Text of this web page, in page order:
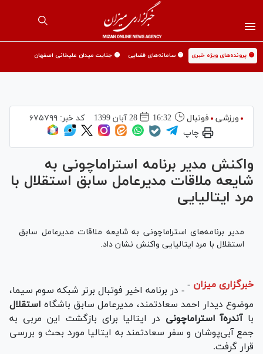
🟡 پرونده‌های ویژه خبری 🟡 سامانه‌های قضایی 🟡 جنایت میدان علیخانی اصفهان
ورزشی فوتبال 16:32 28 آبان 1399 کد خبر: ۶۷۵۷۹۹
چاپ
واکنش مدیر برنامه استراماچونی به
شایعه ملاقات مدیرعامل سابق استقلال با
مرد ایتالیایی
مدیر برنامه‌های استراماچونی به شایعه ملاقات مدیرعامل سابق
استقلال با مرد ایتالیایی واکنش نشان داد.
خبرگزاری میزان - - در برنامه اخیر فوتبال برتر شبکه سوم سیما،
موضوع دیدار احمد سعادتمند، مدیرعامل سابق باشگاه استقلال
باآندره‌آ استراماچونی در ایتالیا برای بازگشت این مربی به
جمع آبی‌پوشان و سفر سعادتمند به ایتالیا مورد بحث و بررسی
قرار گرفت.